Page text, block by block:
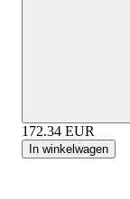
172.34 EUR
In winkelwagen